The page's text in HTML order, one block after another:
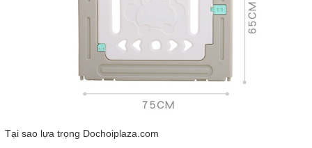
Tại sao lựa trọng Dochoiplaza.com